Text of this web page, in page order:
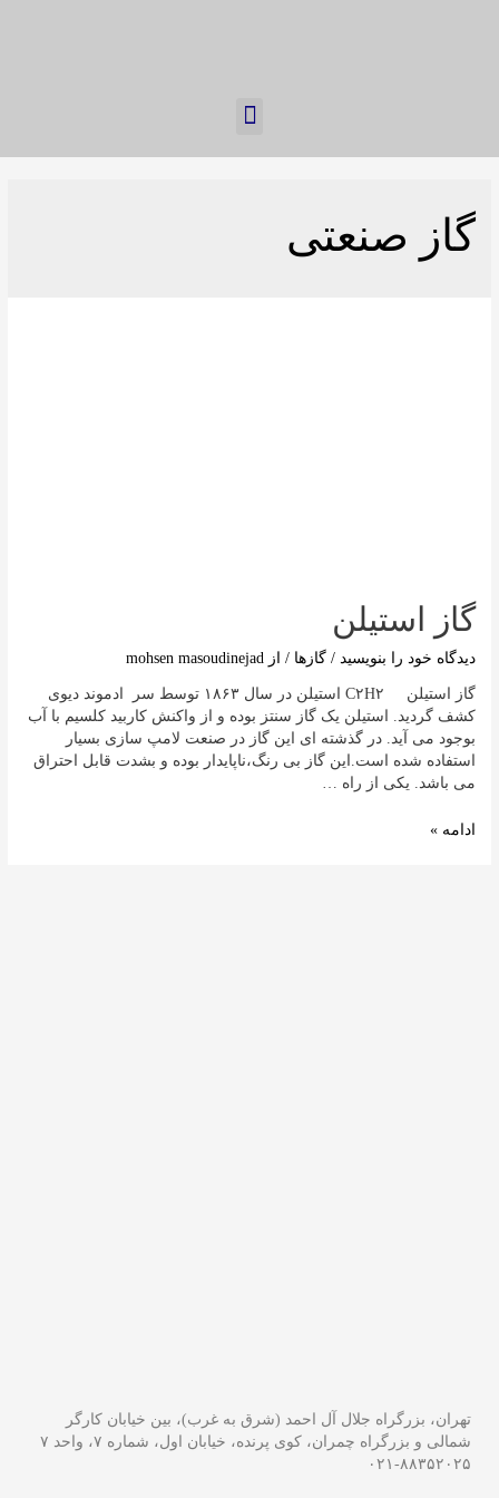
گاز صنعتی
گاز استیلن
دیدگاه‌ خود را بنویسید /گازها / از mohsen masoudinejad
گاز استیلن C۲H۲ استیلن در سال ۱۸۶۳ توسط سر ادموند دیوی
کشف گردید. استیلن یک گاز سنتز بوده و از واکنش کاربید کلسیم با آب
بوجود می آید. در گذشته ای این گاز در صنعت لامپ سازی بسیار
استفاده شده است.این گاز بی رنگ،‌ناپایدار بوده و بشدت قابل احتراق
می باشد. یکی از راه …
ادامه »
تهران، بزرگراه جلال آل احمد (شرق به غرب)، بین خیابان کارگر
شمالی و بزرگراه چمران، کوی پرنده، خیابان اول، شماره ۷، واحد ۷
۰۲۱-۸۸۳۵۲۰۲۵